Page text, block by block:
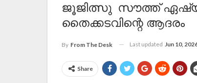
ജൂജിത്സു സൗത്ത്
തൈക്കടവിന്റെ ആദരം
By From The Desk Last updated Jun 10,
Share